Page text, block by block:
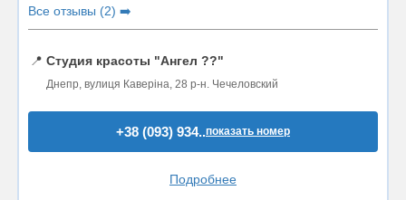
Все отзывы (2) ➡️
📍 Студия красоты "Ангел ??"
Днепр, вулиця Каверіна, 28 р-н. Чечеловский
+38 (093) 934..показать номер
Подробнее